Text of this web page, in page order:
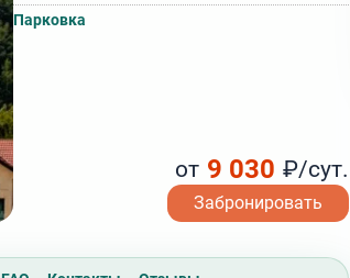
Парковка
Забронировать
от 9 030 ₽/сут.